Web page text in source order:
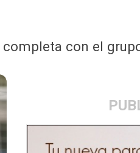
con el